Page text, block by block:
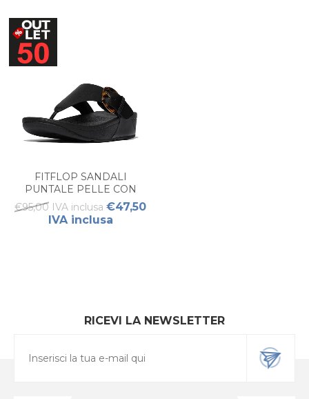
FITFLOP SANDALI
PUNTALE PELLE CON
FIBBIA IN RESINA DONNA
€95,00 IVA inclusa €47,50
IVA inclusa
RICEVI LA NEWSLETTER